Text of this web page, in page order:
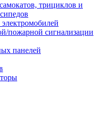
трициклов и
пожарной сигнализации
панелей